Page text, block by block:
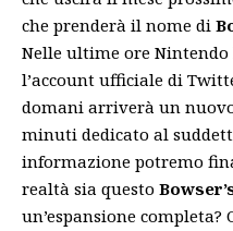
che prenderà il nome di
Nelle ultime ore
l’account ufficiale di
domani arriverà un
minuti dedicato al
informazione potremo
realtà sia questo
un’espansione